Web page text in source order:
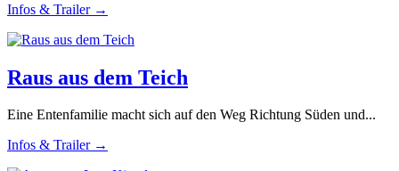
Infos & Trailer →
Raus aus dem Teich
Eine Entenfamilie macht sich auf den Weg Richtung Süden und...
Infos & Trailer →